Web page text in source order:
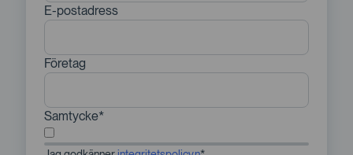
E-postadress
Företag
Samtycke